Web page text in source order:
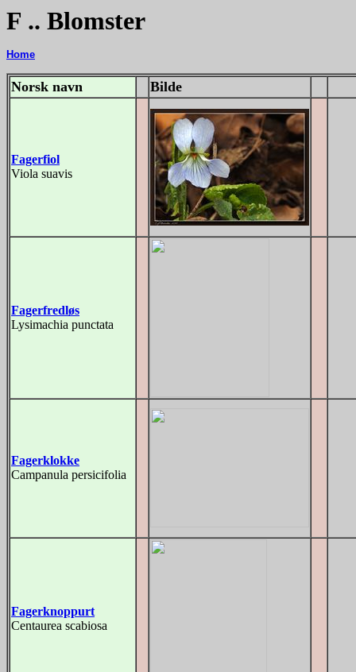
F .. Blomster
Home
Norsk navn Bilde
Fagerfiol
Viola suavis
Fagerfredløs
Lysimachia punctata
Fagerklokke
Campanula persicifolia
Fagerknoppurt
Centaurea scabiosa